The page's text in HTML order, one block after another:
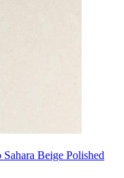
Beige Polished